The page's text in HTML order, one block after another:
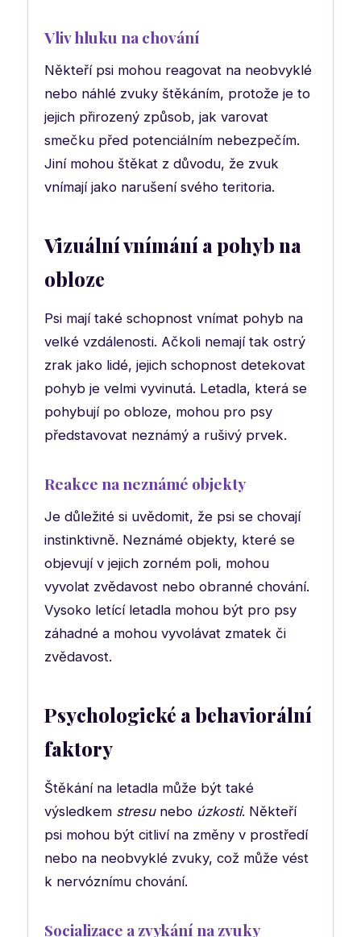
Vliv hluku na chování
Někteří psi mohou reagovat na neobvyklé
nebo náhlé zvuky štěkáním, protože je to
jejich přirozený způsob, jak varovat
smečku před potenciálním nebezpečím.
Jiní mohou štěkat z důvodu, že zvuk
vnímají jako narušení svého teritoria.
Vizuální vnímání a pohyb na
obloze
Psi mají také schopnost vnímat pohyb na
velké vzdálenosti. Ačkoli nemají tak ostrý
zrak jako lidé, jejich schopnost detekovat
pohyb je velmi vyvinutá. Letadla, která se
pohybují po obloze, mohou pro psy
představovat neznámý a rušivý prvek.
Reakce na neznámé objekty
Je důležité si uvědomit, že psi se chovají
instinktivně. Neznámé objekty, které se
objevují v jejich zorném poli, mohou
vyvolat zvědavost nebo obranné chování.
Vysoko letící letadla mohou být pro psy
záhadné a mohou vyvolávat zmatek či
zvědavost.
Psychologické a behaviorální
faktory
Štěkání na letadla může být také
výsledkem stresunebo úzkosti. Někteří
psi mohou být citliví na změny v prostředí
nebo na neobvyklé zvuky, což může vést
k nervóznímu chování.
Socializace a zvykání na zvuky